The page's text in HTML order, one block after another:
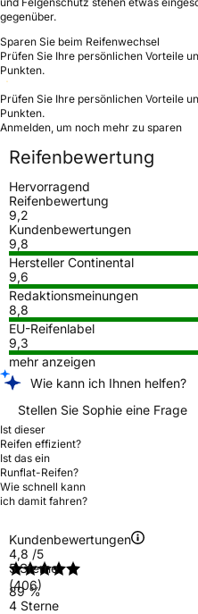
gegenüber.
Sparen Sie beim Reifenwechsel
Prüfen Sie Ihre persönlichen Vorteile
Punkten.
Prüfen Sie Ihre persönlichen Vorteile
Punkten.
Anmelden, um noch mehr zu sparen
Reifenbewertung
Hervorragend
Reifenbewertung
9,2
Kundenbewertungen
9,8
Hersteller Continental
9,6
Redaktionsmeinungen
8,8
EU-Reifenlabel
9,3
mehr anzeigen
Wie kann ich Ihnen helfen?
Stellen Sie Sophie eine Frage
Ist dieser
Reifen effizient?
Ist das ein
Runflat-Reifen?
Wie schnell kann
ich damit fahren?
Kundenbewertungen
4,8 /5
(406)
5 Sterne
89 %
4 Sterne